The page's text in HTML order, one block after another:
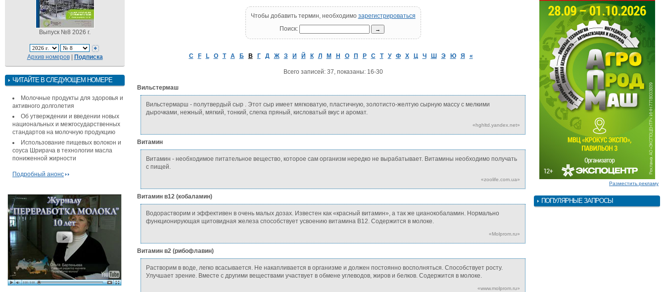
Выпуск №8 2026 г.
Архив номеров| Подписка
ЧИТАЙТЕ В СЛЕДУЮЩЕМ НОМЕРЕ
Молочные продукты для здоровья и
активного долголетия
Об утверждении и введении новых
национальных и межгосударственных
стандартов на молочную продукцию
Использование пищевых волокон и
соуса Шрирача в технологии масла
пониженной жирности
Подробный анонс
Чтобы добавить термин, необходимо зарегистрироваться
Поиск:
C F L O T А Б В Г Д Ж З И Й К Л М Н О П Р С Т У Ф Х Ц Ч Ш Э Ю Я «
Всего записей: 37, показаны: 16-30
Вильстермаш
Вильстермарш - полутвердый сыр . Этот сыр имеет мягковатую, пластичную, золотисто-желтую сырную массу с мелкими
дырочками, нежный, мягкий, тонкий, слегка пряный, кисловатый вкус и аромат.
«hghltd.yandex.net»
Витамин
Витамин - необходимое питательное вещество, которое сам организм нередко не вырабатывает. Витамины необходимо получать
с пищей.
«zoolife.com.ua»
Витамин в12 (кобаламин)
Водорастворим и эффективен в очень малых дозах. Известен как «красный витамин», а так же цианокобаламин. Нормально
функционирующая щитовидная железа способствует усвоению витамина В12. Содержится в молоке.
«Molprom.ru»
Витамин в2 (рибофлавин)
Растворим в воде, легко всасывается. Не накапливается в организме и должен постоянно восполняться. Способствует росту.
Улучшает зрение. Вместе с другими веществами участвует в обмене углеводов, жиров и белков. Содержится в молоке.
«www.molprom.ru»
Разместить рекламу
ПОПУЛЯРНЫЕ ЗАПРОСЫ